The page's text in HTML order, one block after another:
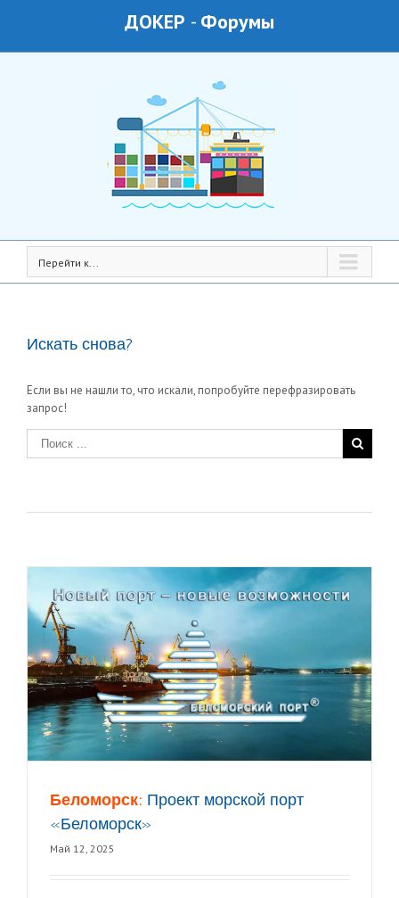
ДОКЕР - Форумы
Перейти к...
Искать снова?
Если вы не нашли то, что искали, попробуйте перефразировать
запрос!
Беломорск: Проект морской порт
«Беломорск»
Май 12, 2025